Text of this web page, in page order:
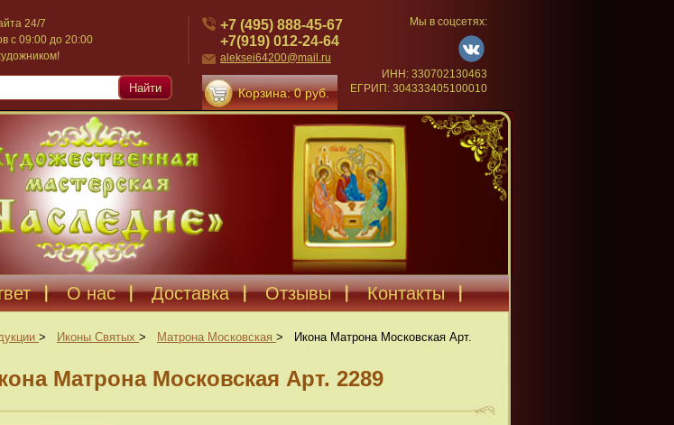
24/7
с 09:00 до 20:00
+7 (495) 888-45-67
+7(919) 012-24-64
aleksei64200@mail.ru
Корзина: 0 руб.
Мы в соцсетях:
ИНН: 330702130463
ЕГРИП: 304333405100010
Найти
О нас Доставка Отзывы Контакты
> Иконы Святых > Матрона Московская >
Икона Матрона Московская Арт.
Матрона Московская Арт. 2289